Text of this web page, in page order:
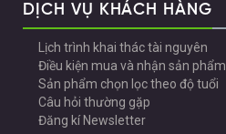
DỊCH VỤ KHÁCH HÀNG
Lịch trình khai thác tài nguyên
Điều kiện mua và nhận sản phẩm
Sản phẩm chọn lọc theo độ tuổi
Câu hỏi thường gặp
Đăng kí Newsletter